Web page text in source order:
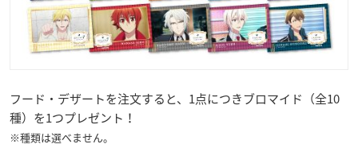
フード・デザートを注文すると、1点につきブロマイド（全10
種）を1つプレゼント！
※種類は選べません。